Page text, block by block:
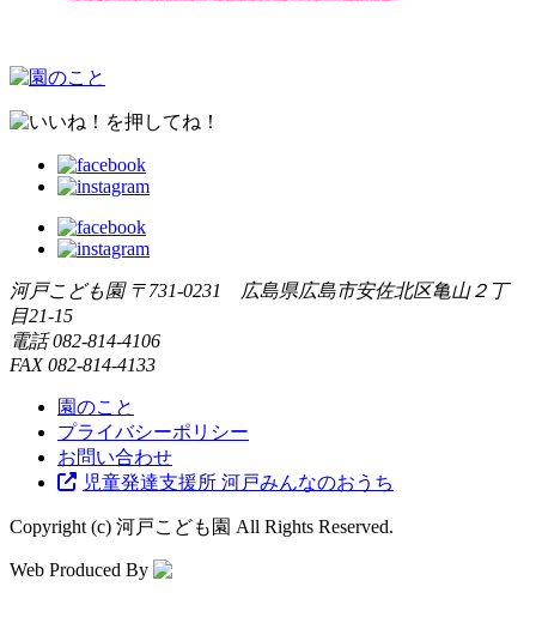
河戸こども園〒731-0231 広島県広島市安佐北区亀山２丁
目21-15
電話082-814-4106
FAX082-814-4133
園のこと
プライバシーポリシー
お問い合わせ
児童発達支援所 河戸みんなのおうち
Copyright (c) 河戸こども園 All Rights Reserved.
Web Produced By